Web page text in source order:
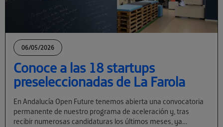
06/05/2026
Conoce a las 18 startups
preseleccionadas de La Farola
En Andalucía Open Future tenemos abierta una convocatoria
permanente de nuestro programa de aceleración y, tras
recibir numerosas candidaturas los últimos meses, ya